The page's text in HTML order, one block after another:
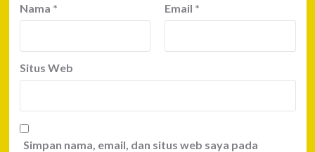
Nama * Email *
Situs Web
Simpan nama, email, dan situs web saya pada